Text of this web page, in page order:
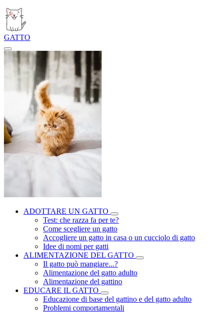
GATTO
ADOTTARE UN GATTO
Test: che razza fa per te?
Come scegliere un gatto
Accogliere un gatto in casa o un cucciolo di gatto
Idee di nomi per gatti
ALIMENTAZIONE DEL GATTO
Il gatto può mangiare...?
Alimentazione del gatto adulto
Alimentazione del gattino
EDUCARE IL GATTO
Educazione di base del gattino e del gatto adulto
Problemi comportamentali